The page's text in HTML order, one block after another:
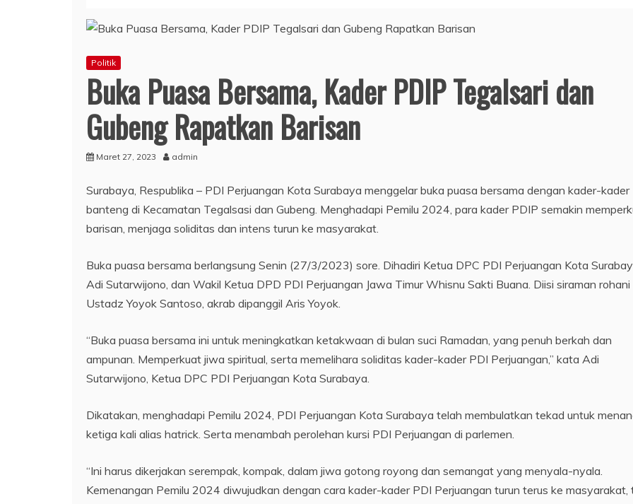
Politik
Buka Puasa Bersama, Kader PDIP Tegalsari dan
Gubeng Rapatkan Barisan
Maret 27, 2023 admin
Surabaya, Respublika – PDI Perjuangan Kota Surabaya menggelar buka puasa bersama dengan kader-kader
banteng di Kecamatan Tegalsasi dan Gubeng. Menghadapi Pemilu 2024, para kader PDIP semakin
barisan, menjaga soliditas dan intens turun ke masyarakat.
Buka puasa bersama berlangsung Senin (27/3/2023) sore. Dihadiri Ketua DPC PDI Perjuangan Kota
Adi Sutarwijono, dan Wakil Ketua DPD PDI Perjuangan Jawa Timur Whisnu Sakti Buana. Diisi siraman rohani
Ustadz Yoyok Santoso, akrab dipanggil Aris Yoyok.
“Buka puasa bersama ini untuk meningkatkan ketakwaan di bulan suci Ramadan, yang penuh berkah dan
ampunan. Memperkuat jiwa spiritual, serta memelihara soliditas kader-kader PDI Perjuangan,” kata Adi
Sutarwijono, Ketua DPC PDI Perjuangan Kota Surabaya.
Dikatakan, menghadapi Pemilu 2024, PDI Perjuangan Kota Surabaya telah membulatkan tekad untuk
ketiga kali alias hatrick. Serta menambah perolehan kursi PDI Perjuangan di parlemen.
“Ini harus dikerjakan serempak, kompak, dalam jiwa gotong royong dan semangat yang menyala-nyala.
Kemenangan Pemilu 2024 diwujudkan dengan cara kader-kader PDI Perjuangan turun terus ke masyarakat,